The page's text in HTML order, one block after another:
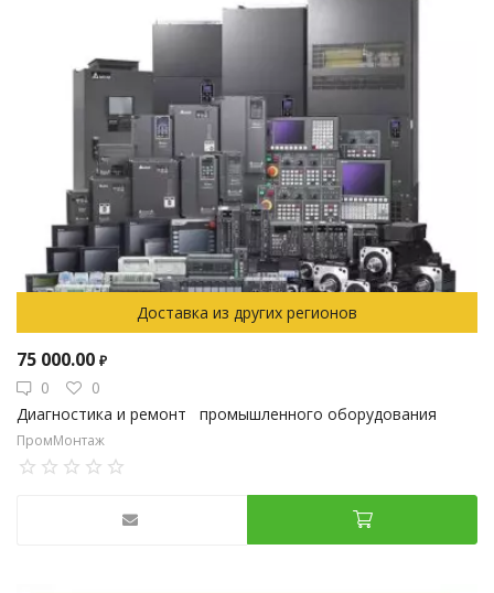
Доставка из других регионов
75 000.00 ₽
0
0
Диагностика и ремонт промышленного оборудования
ПромМонтаж